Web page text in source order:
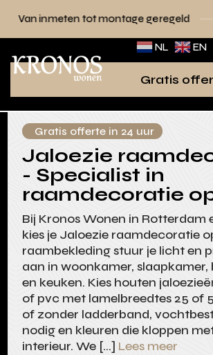
montage geregeld Stijlvolle
NL EN
Gratis
Gratis offerte in 24 uur
Jaloezie
- Specialist in
raamdecoratie
Bij Kronos Wonen in Rotterdam
kies je Jaloezie raamdecoratie
raambekleding stuur je licht en
aan in woonkamer, slaapkamer,
en keuken. Kies houten
of pvc met lamelbreedtes 25 of
of zonder ladderband,
nodig en kleuren die kloppen
interieur. We […] Lees meer